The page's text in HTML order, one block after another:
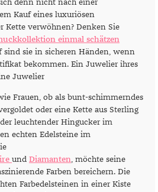
denn nicht nach einer
Kauf eines luxuriösen
Kette verwöhnen? Denken Sie
einmal schätzen
sind sie in sicheren Händen, wenn
bekommen. Ein Juwelier ihres
Juwelier
Frauen, ob als bunt-schimmerndes
oder eine Kette aus Sterling
leuchtender Hingucker im
echten Edelsteine im
und Diamanten, möchte seine
Farben bereichern. Die
Farbedelsteinen in einer Kiste